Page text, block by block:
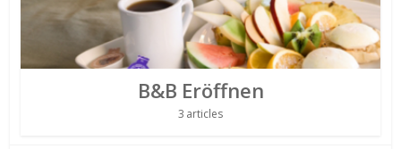
B&B Eröffnen
3 articles